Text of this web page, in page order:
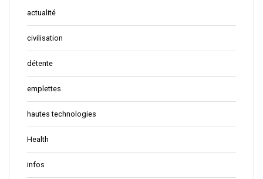
actualité
civilisation
détente
emplettes
hautes technologies
Health
infos